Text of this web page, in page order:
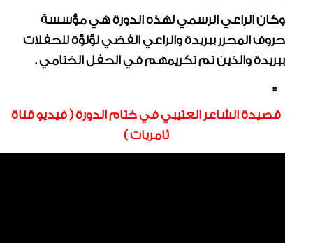
وكان الراعي الرسمي لهذه الدورة هي مؤسسة
حروف المحرر ببريدة والراعي الفضي لؤلؤة للحفلات
ببريدة والذين تم تكريمهم في الحفل الختامي .
::
قصيدة الشاعر العتيبي في ختام الدورة ( فيديو قناة
ثامريات )